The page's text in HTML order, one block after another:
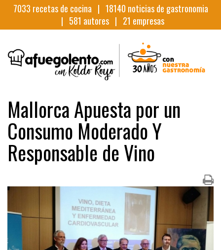
7033 recetas de cocina | 18140 noticias de gastronomia
| 581 autores | 21 empresas
Mallorca Apuesta por un
Consumo Moderado Y
Responsable de Vino